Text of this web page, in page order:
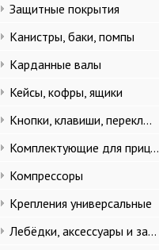
Защитные покрытия
Канистры, баки, помпы
Карданные валы
Кейсы, кофры, ящики
Кнопки, клавиши, переключатели
Комплектующие для прицепов
Компрессоры
Крепления универсальные
Лебёдки, аксессуары и запчасти